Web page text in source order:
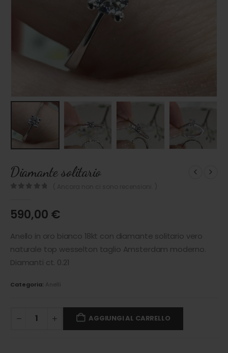
Diamante solitario
590,00 €
Anello in oro bianco 18kt con diamante solitario vero
naturale top wesselton taglio Amsterdam moderno.
Diamanti ct. 0.21
Categoria: Anelli
AGGIUNGI AL CARRELLO